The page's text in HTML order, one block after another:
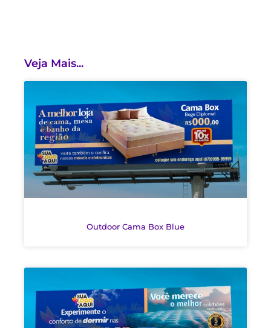
Veja Mais...
Outdoor Cama Box Blue